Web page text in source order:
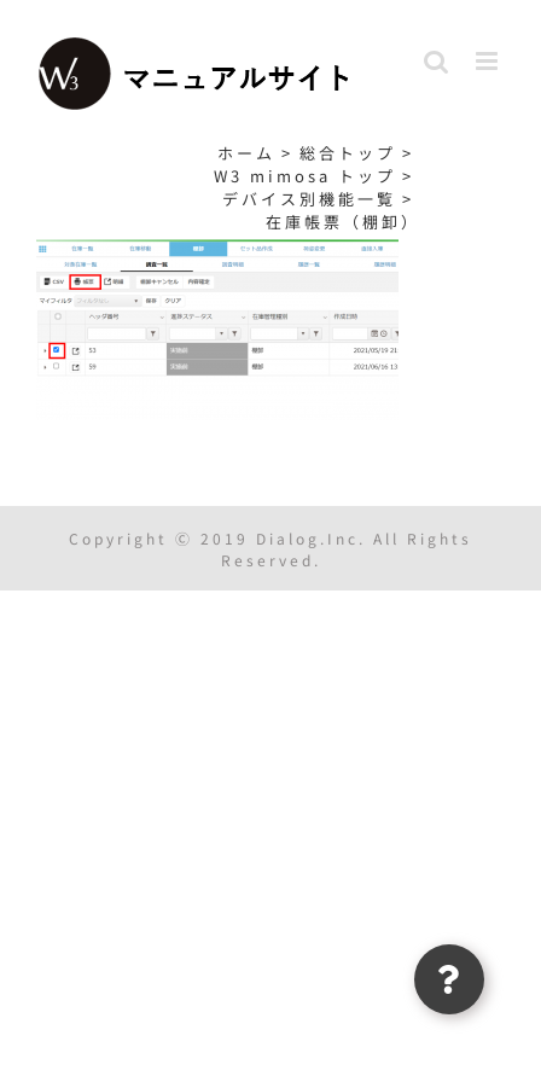
content
ホーム > 総合トップ >
W3 mimosa トップ >
デバイス別機能一覧 >
在庫帳票（棚卸）
Copyright Ⓒ 2019 Dialog.Inc. All Rights
Reserved.